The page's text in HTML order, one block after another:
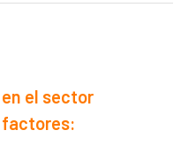
el sector
factores: